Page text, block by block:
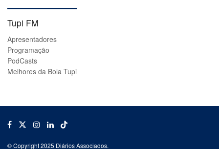
Tupi FM
Apresentadores
Programação
PodCasts
Melhores da Bola Tupi
© Copyright 2025 Diários Associados.